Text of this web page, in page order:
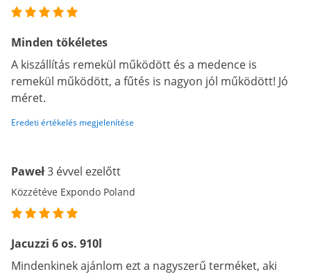
Minden tökéletes
A kiszállítás remekül működött és a medence is
remekül működött, a fűtés is nagyon jól működött! Jó
méret.
Eredeti értékelés megjelenítése
Paweł3 évvel ezelőtt
Közzétéve Expondo Poland
Jacuzzi 6 os. 910l
Mindenkinek ajánlom ezt a nagyszerű terméket, aki